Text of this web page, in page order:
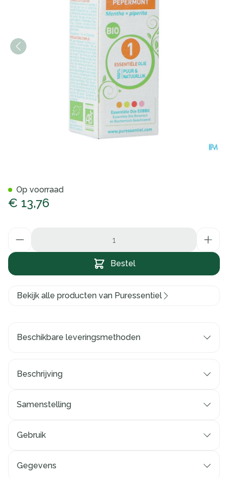
€ 13,76
Bestel
Op voorraad
Bekijk alle producten van Puressentiel
Beschikbare leveringsmethoden
Beschrijving
Samenstelling
Gebruik
Gegevens